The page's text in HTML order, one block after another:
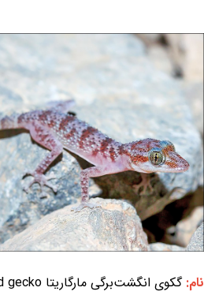
نام:گکوی انگشت‌برگی مارگاریتا Margarita's leaf-toed gecko